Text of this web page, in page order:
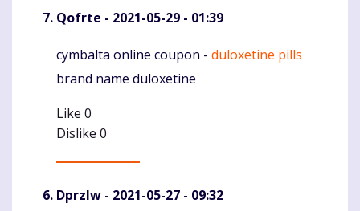
Qofrte - 2021-05-29 - 01:39
Komentaras
cymbalta online coupon - duloxetine pills
brand name duloxetine
Like 0
Dislike 0
Dprzlw - 2021-05-27 - 09:32